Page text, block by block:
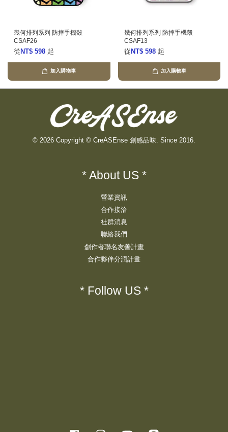
幾何排列系列 防摔手機殼
CSAF26
從 NT$ 598 起
加入購物車
幾何排列系列 防摔手機殼
CSAF13
從 NT$ 598 起
加入購物車
© 2026 Copyright © CreASEnse 創感品味. Since 2016.
* About US *
營業資訊
合作接洽
社群消息
聯絡我們
創作者聯名友善計畫
合作夥伴分潤計畫
* Follow US *